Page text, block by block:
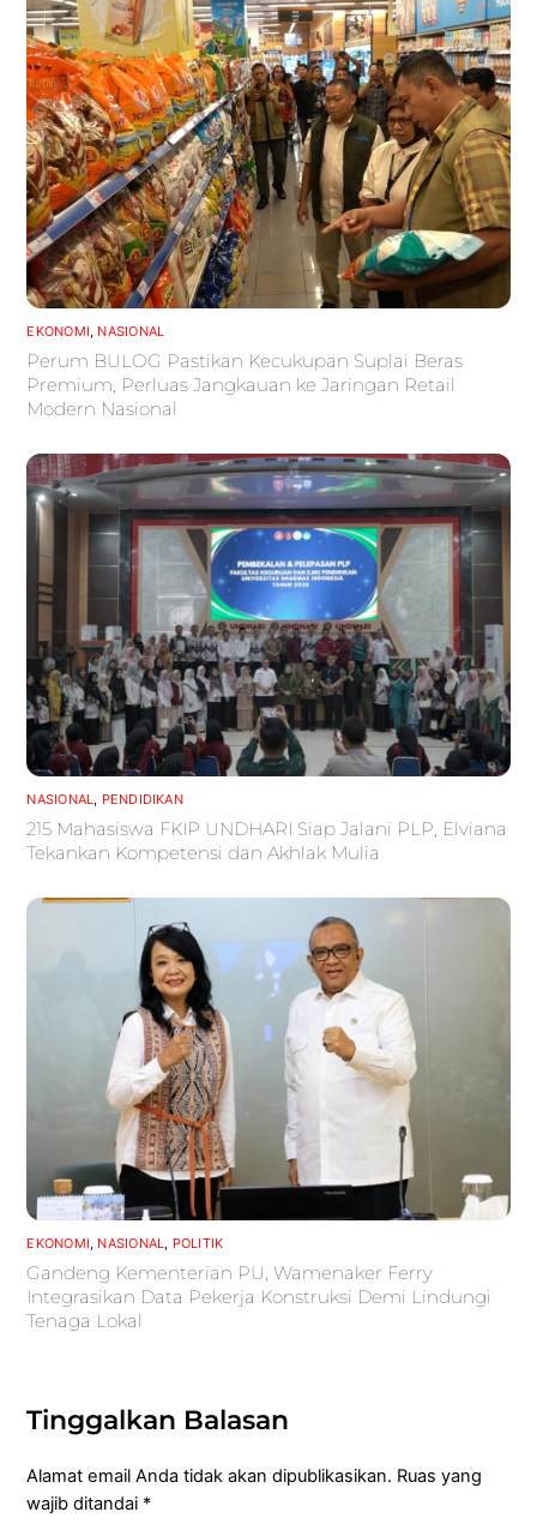
EKONOMI, NASIONAL
Perum BULOG Pastikan Kecukupan Suplai Beras
Premium, Perluas Jangkauan ke Jaringan Retail
Modern Nasional
NASIONAL, PENDIDIKAN
215 Mahasiswa FKIP UNDHARI Siap Jalani PLP, Elviana
Tekankan Kompetensi dan Akhlak Mulia
EKONOMI, NASIONAL, POLITIK
Gandeng Kementerian PU, Wamenaker Ferry
Integrasikan Data Pekerja Konstruksi Demi Lindungi
Tenaga Lokal
Tinggalkan Balasan
Alamat email Anda tidak akan dipublikasikan. Ruas yang
wajib ditandai *